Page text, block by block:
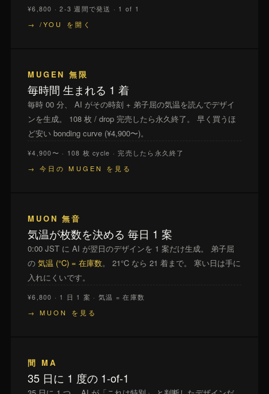
¥6,800 · 2-3 週間で発送 · 1 of 1
→ /YOU を開く
MUGEN 無限
毎時間 生まれる 1 着
毎時 00 分、 AI がその時刻 + 弟子屈の気温を読んでデザイ
ンを生成。 108 枚 / drop 完売したら永久終了。 早く買うほ
ど安い bonding curve (¥4,900〜)。
¥4,900〜 · 108 枚 cycle · 完売したら永久終了
→ 今日の MUGEN を見る
MUON 無音
気温が枚数を決める 毎日 1 案
0:00 JST に AI が翌日のデザインを 1 案だけ生成。 弟子屈
の 気温 (°C) = 在庫数。 21°C なら 21 着まで。 寒い日は手に
入れにくいです。
¥6,800 · 1 日 1 案 · 気温 = 在庫数
→ MUON を見る
間 MA
35 日に 1 度の 1-of-1